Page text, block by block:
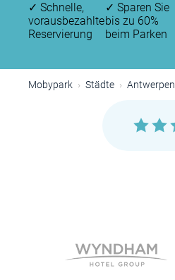
✓ Schnelle,
vorausbezahlte
Reservierung
✓ Sparen Sie
bis zu 60%
beim Parken
Mobypark Städte Antwerpen